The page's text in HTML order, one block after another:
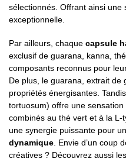
sélectionnés. Offrant ainsi une
exceptionnelle.
Par ailleurs, chaque capsule
exclusif de guarana, kanna,
composants reconnus pour
De plus, le guarana, extrait de
propriétés énergisantes.
tortuosum) offre une sensation
combinés au thé vert et à la
une synergie puissante pour
dynamique. Envie d’un coup
créatives ? Découvrez aussi les